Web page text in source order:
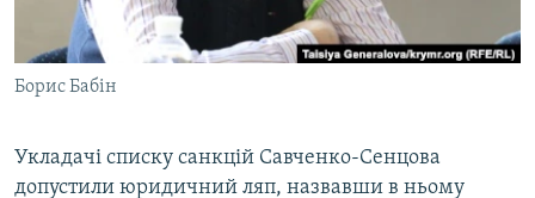
СВІДЧЕННЯ ОКУПАЦІЇ
УКРАЇНСЬКА ПРОБЛЕМА КРИМУ
ІНФОГРАФІКА
Qırımtatar
ДОЛУЧАЙСЯ!
Борис Бабін
Укладачі списку санкцій Савченко-Сенцова
допустили юридичний ляп, назвавши в ньому